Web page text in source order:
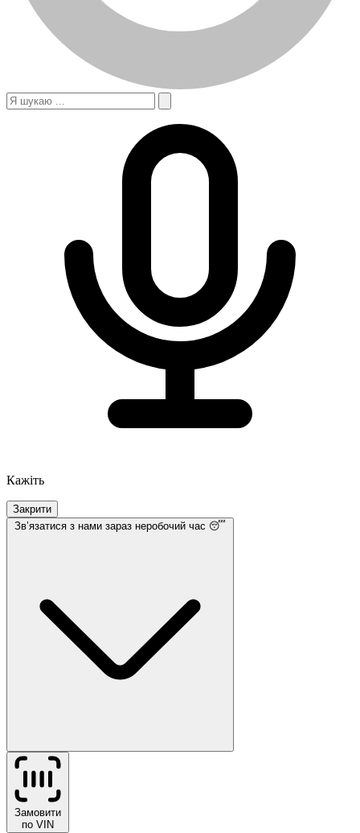
Кажіть
Закрити
Звʼязатися з нами зараз неробочий час 😴
Замовити
по VIN